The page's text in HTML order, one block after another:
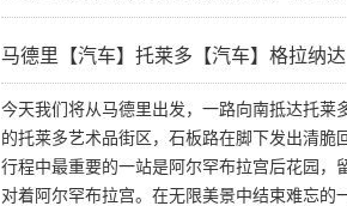
马德里【汽车】托莱多【汽车】格拉纳达
今天我们将从马德里出发，一路向南抵达托莱
的托莱多艺术品街区，石板路在脚下发出清
行程中最重要的一站是阿尔罕布拉宫后花园，
对着阿尔罕布拉宫。在无限美景中结束难忘的